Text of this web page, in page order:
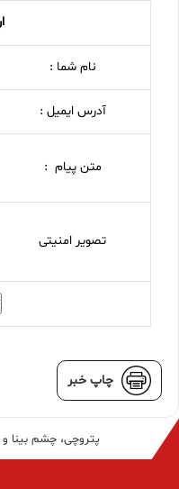
نام شما :
آدرس ایمیل :
متن پیام :
تصویر امنیتی
چاپ خبر
پتروچی، چشم